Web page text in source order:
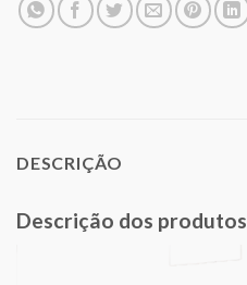
DESCRIÇÃO
Descrição dos produtos